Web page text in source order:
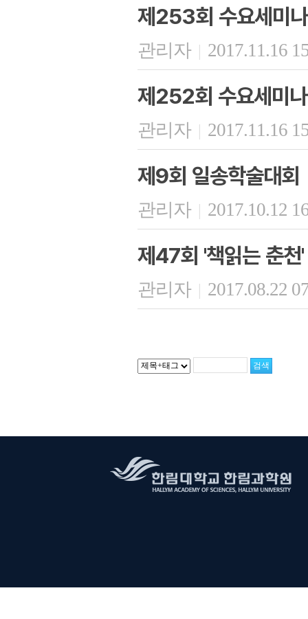
제253회 수요세미
관리자 | 2017.11.16
제252회 수요세미
관리자 | 2017.11.16
제9회 일송학술대회
관리자 | 2017.10.12
제47회 '책읽는 춘천'
관리자 | 2017.08.22